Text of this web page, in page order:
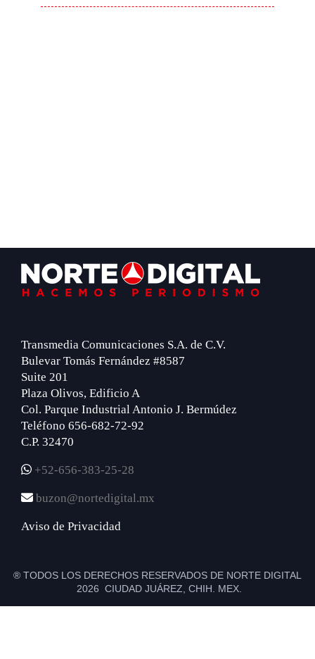
Footer
Transmedia Comunicaciones S.A. de C.V.
Bulevar Tomás Fernández #8587
Suite 201
Plaza Olivos, Edificio A
Col. Parque Industrial Antonio J. Bermúdez
Teléfono 656-682-72-92
C.P. 32470
+52-656-383-25-28
buzon@nortedigital.mx
Aviso de Privacidad
® TODOS LOS DERECHOS RESERVADOS DE NORTE DIGITAL
2026 CIUDAD JUÁREZ, CHIH. MEX.